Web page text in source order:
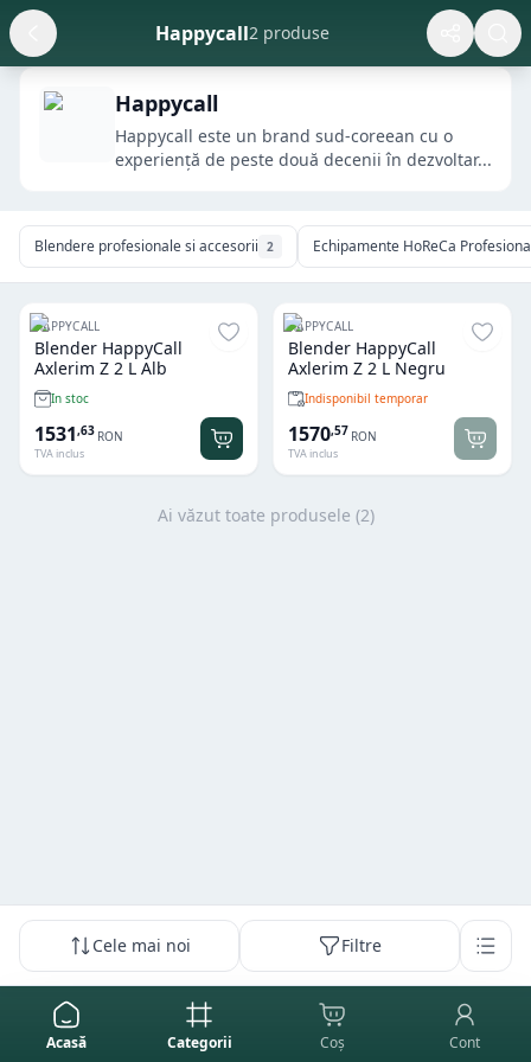
Happycall2 produse
Happycall
​​​​​Happycall este un brand sud-coreean cu o
experiență de peste două decenii în dezvoltar...
Blendere profesionale si accesorii 2 Echipamente HoReCa
HAPPYCALL
Blender HappyCall
Axlerim Z 2 L Alb
In stoc
1531,63 RON
TVA inclus
HAPPYCALL
Blender HappyCall
Axlerim Z 2 L Negru
Indisponibil temporar
1570,57 RON
TVA inclus
Ai văzut toate produsele (2)
Cele mai noi Filtre
Acasă Categorii Coș Cont